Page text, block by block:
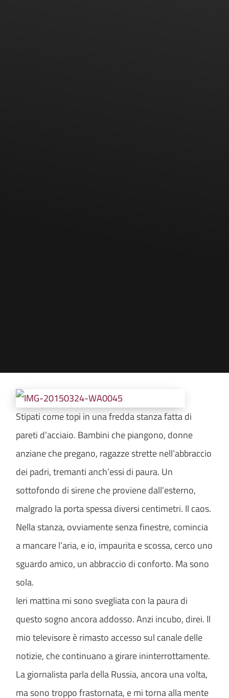
Stipati come topi in una fredda stanza fatta di
pareti d’acciaio. Bambini che piangono, donne
anziane che pregano, ragazze strette nell’abbraccio
dei padri, tremanti anch’essi di paura. Un
sottofondo di sirene che proviene dall’esterno,
malgrado la porta spessa diversi centimetri. Il caos.
Nella stanza, ovviamente senza finestre, comincia
a mancare l’aria, e io, impaurita e scossa, cerco uno
sguardo amico, un abbraccio di conforto. Ma sono
sola.
Ieri mattina mi sono svegliata con la paura di
questo sogno ancora addosso. Anzi incubo, direi. Il
mio televisore è rimasto accesso sul canale delle
notizie, che continuano a girare ininterrottamente.
La giornalista parla della Russia, ancora una volta,
ma sono troppo frastornata, e mi torna alla mente